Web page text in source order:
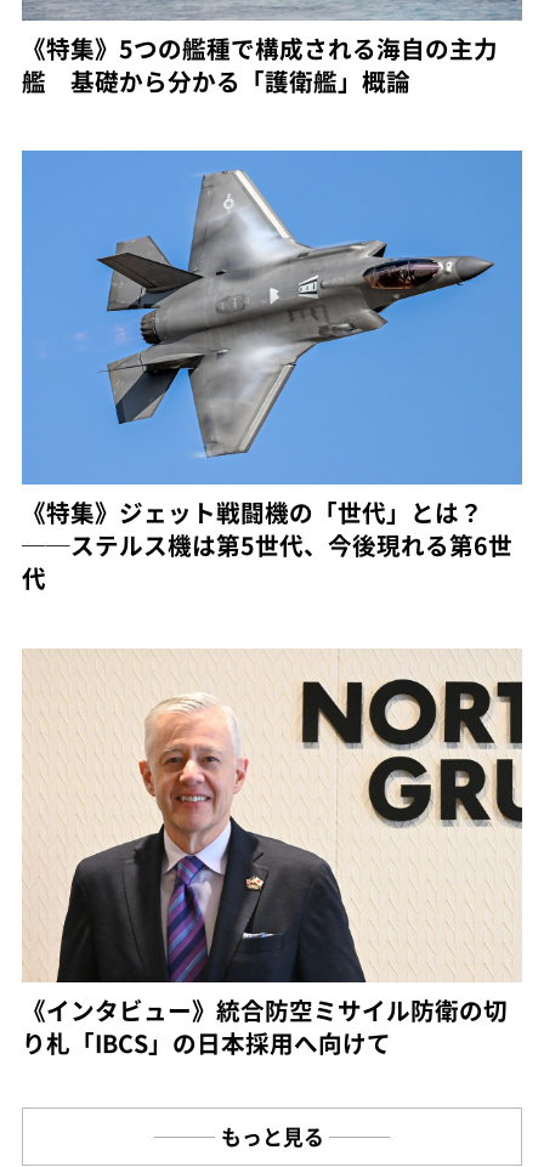
《特集》5つの艦種で構成される海自の主力
艦 基礎から分かる「護衛艦」概論
《特集》ジェット戦闘機の「世代」とは？
──ステルス機は第5世代、今後現れる第6世
代
《インタビュー》統合防空ミサイル防衛の切
り札「IBCS」の日本採用へ向けて
もっと見る